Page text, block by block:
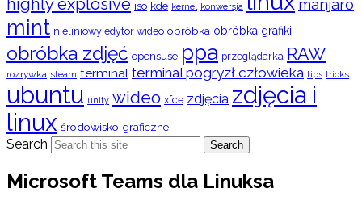
iso kde kernel konwersja manjaro
mint nieliniowy edytor wideo obróbka obróbka grafiki
obróbka zdjęć opensuse ppa przeglądarka RAW
rozrywka steam terminal terminal pogryzł człowieka tips tricks
ubuntu unity wideo xfce zdjęcia zdjęcia i
linux środowisko graficzne
Search Search
Microsoft Teams dla Linuksa